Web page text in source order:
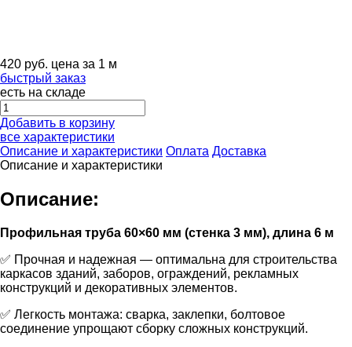
420 руб. цена за 1 м
быстрый заказ
есть на складе
Добавить в корзину
все характеристики
Описание и характеристики Оплата Доставка
Описание и характеристики
Описание:
Профильная труба 60×60 мм (стенка 3 мм), длина 6 м
✅ Прочная и надежная — оптимальна для строительства
каркасов зданий, заборов, ограждений, рекламных
конструкций и декоративных элементов.
✅ Легкость монтажа: сварка, заклепки, болтовое
соединение упрощают сборку сложных конструкций.